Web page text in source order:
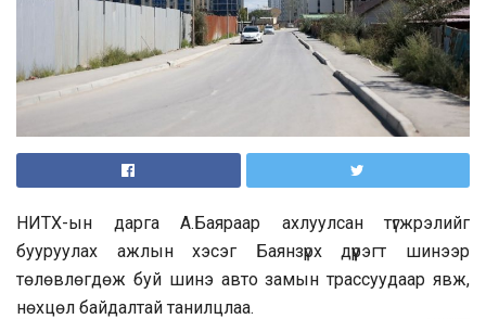
НИТХ-ын дарга А.Баяраар ахлуулсан түгжрэлийг
бууруулах ажлын хэсэг Баянзүрх дүүрэгт шинээр
төлөвлөгдөж буй шинэ авто замын трассуудаар явж,
нөхцөл байдалтай танилцлаа.